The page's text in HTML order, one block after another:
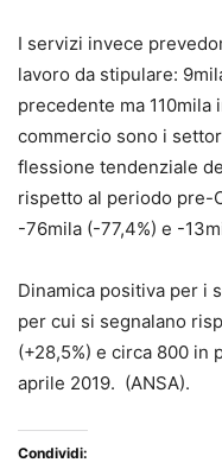
I servizi invece
lavoro da stipulare:
precedente ma 110mila
commercio sono i
flessione tendenziale
rispetto al periodo pre-
-76mila (-77,4%) e -
Dinamica positiva per i
per cui si segnalano
(+28,5%) e circa 800 in
aprile 2019. (ANSA).
Condividi: